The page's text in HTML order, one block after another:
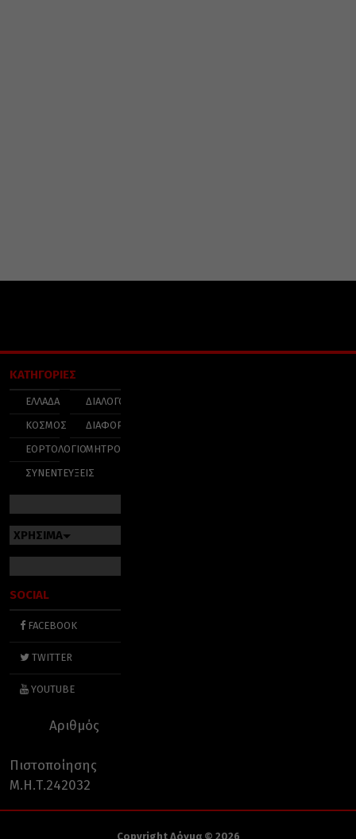
ΚΑΤΗΓΟΡΙΕΣ
ΕΛΛΑΔΑ
ΚΟΣΜΟΣ
ΕΟΡΤΟΛΟΓΙΟ
ΣΥΝΕΝΤΕΥΞΕΙΣ
ΔΙΑΛΟΓΟΣ
ΔΙΑΦΟΡΑ
ΜΗΤΡΟΠΟΛΕΙΣ
ΧΡΗΣΙΜΑ
SOCIAL
FACEBOOK
TWITTER
YOUTUBE
Αριθμός
Πιστοποίησης
Μ.Η.Τ.242032
Copyright Δόγμα © 2026